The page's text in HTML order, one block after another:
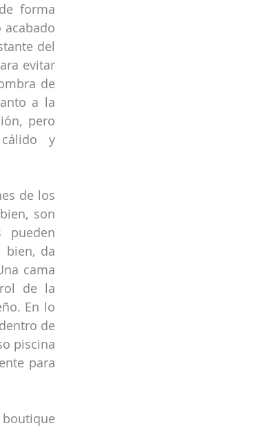
forma
del
evitar
de
a la
pero
y
de los
son
pueden
bien, da
cama
de la
En lo
de
piscina
para